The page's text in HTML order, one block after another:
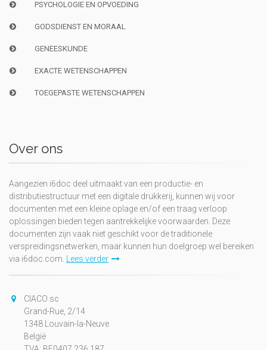
PSYCHOLOGIE EN OPVOEDING
GODSDIENST EN MORAAL
GENEESKUNDE
EXACTE WETENSCHAPPEN
TOEGEPASTE WETENSCHAPPEN
Over ons
Aangezien i6doc deel uitmaakt van een productie- en
distributiestructuur met een digitale drukkerij, kunnen wij voor
documenten met een kleine oplage en/of een traag verloop
oplossingen bieden tegen aantrekkelijke voorwaarden. Deze
documenten zijn vaak niet geschikt voor de traditionele
verspreidingsnetwerken, maar kunnen hun doelgroep wel bereiken
via i6doc.com.
Lees verder
CIACO sc
Grand-Rue, 2/14
1348 Louvain-la-Neuve
België